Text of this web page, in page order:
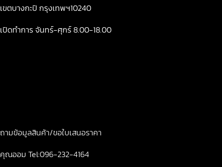
เขตบางกะปิ กรุงเทพฯ10240
เปิดทำการ จันทร์-ศุกร์ 8.00-18.00
ถามข้อมูลสินค้า/ขอใบเสนอราคา
คุณออม Tel:096-232-4164